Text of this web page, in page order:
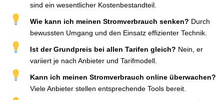
sind ein wesentlicher Kostenbestandteil.
Wie kann ich meinen Stromverbrauch senken? Durch
bewussten Umgang und den Einsatz effizienter Technik.
Ist der Grundpreis bei allen Tarifen gleich? Nein, er
variiert je nach Anbieter und Tarifmodell.
Kann ich meinen Stromverbrauch online überwachen?
Viele Anbieter stellen entsprechende Tools bereit.